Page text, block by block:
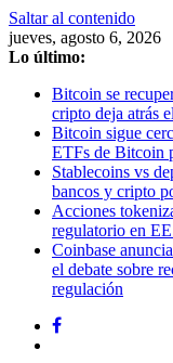
Saltar al contenido
jueves, agosto 6, 2026
Lo último:
Bitcoin se
cripto deja atrás
Bitcoin sigue
ETFs de Bitcoin
Stablecoins vs
bancos y cripto
Acciones
regulatorio en
Coinbase
el debate sobre
regulación